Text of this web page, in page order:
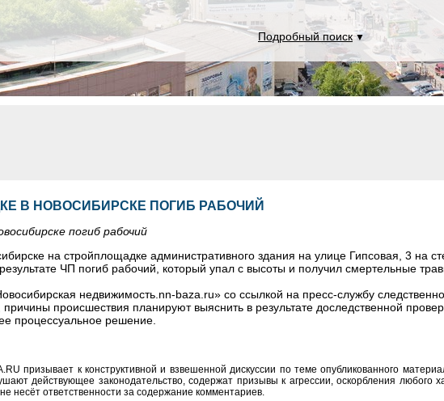
Подробный поиск▼
В НОВОСИБИРСКЕ ПОГИБ РАБОЧИЙ
погиб рабочий
на стройплощадке административного здания на улице Гипсовая, 3 на
ЧП погиб рабочий, который упал с высоты и получил смертельные
недвижимость.nn-baza.ru» со ссылкой на пресс-службу
происшествия планируют выяснить в результате доследственной
процессуальное решение.
призывает к конструктивной и взвешенной дискуссии по теме опубликованного
действующее законодательство, содержат призывы к агрессии, оскорбления любого
несёт ответственности за содержание комментариев.